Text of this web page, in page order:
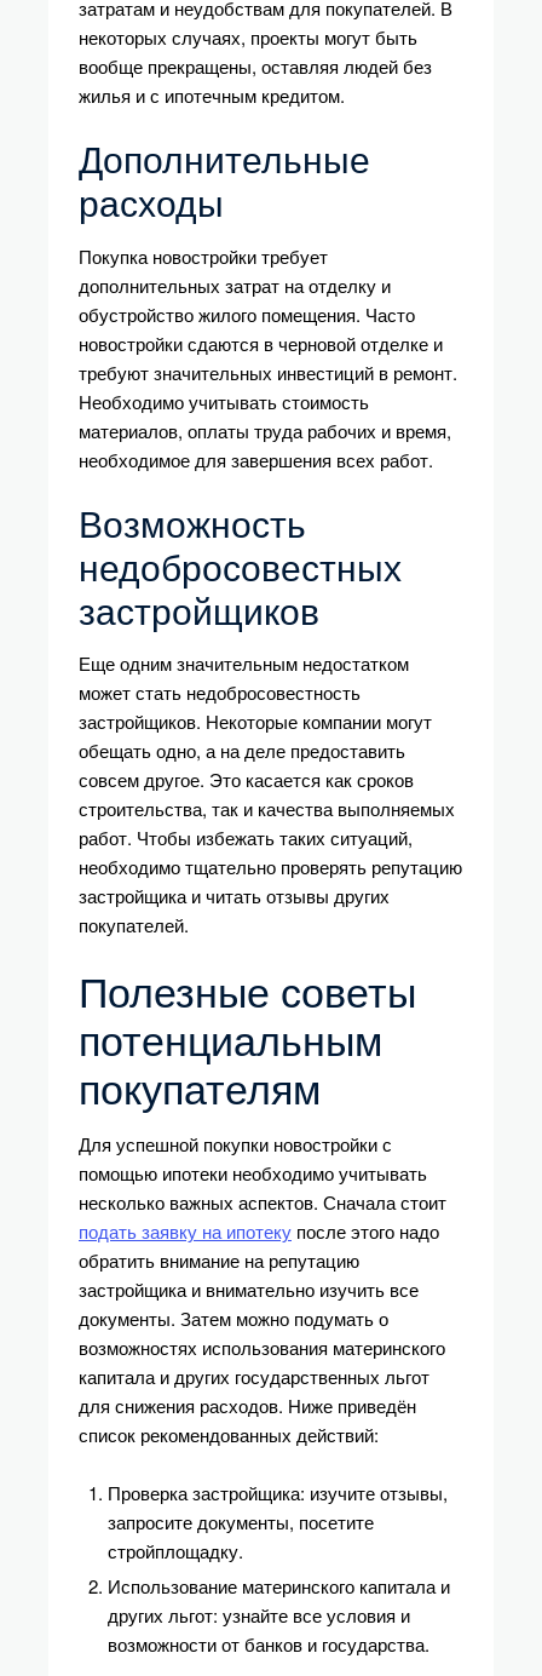
затратам и неудобствам для покупателей. В
некоторых случаях, проекты могут быть
вообще прекращены, оставляя людей без
жилья и с ипотечным кредитом.
Дополнительные
расходы
Покупка новостройки требует
дополнительных затрат на отделку и
обустройство жилого помещения. Часто
новостройки сдаются в черновой отделке и
требуют значительных инвестиций в ремонт.
Необходимо учитывать стоимость
материалов, оплаты труда рабочих и время,
необходимое для завершения всех работ.
Возможность
недобросовестных
застройщиков
Еще одним значительным недостатком
может стать недобросовестность
застройщиков. Некоторые компании могут
обещать одно, а на деле предоставить
совсем другое. Это касается как сроков
строительства, так и качества выполняемых
работ. Чтобы избежать таких ситуаций,
необходимо тщательно проверять репутацию
застройщика и читать отзывы других
покупателей.
Полезные советы
потенциальным
покупателям
Для успешной покупки новостройки с
помощью ипотеки необходимо учитывать
несколько важных аспектов. Сначала стоит
подать заявку на ипотеку после этого надо
обратить внимание на репутацию
застройщика и внимательно изучить все
документы. Затем можно подумать о
возможностях использования материнского
капитала и других государственных льгот
для снижения расходов. Ниже приведён
список рекомендованных действий:
Проверка застройщика: изучите отзывы,
запросите документы, посетите
стройплощадку.
Использование материнского капитала и
других льгот: узнайте все условия и
возможности от банков и государства.